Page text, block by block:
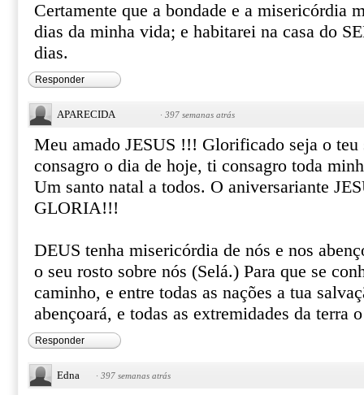
Certamente que a bondade e a misericórdia
dias da minha vida; e habitarei na casa do
dias.
Responder
APARECIDA · 397 semanas atrás
Meu amado JESUS !!! Glorificado seja o
consagro o dia de hoje, ti consagro toda
Um santo natal a todos. O aniversariante
GLORIA!!!
DEUS tenha misericórdia de nós e nos
o seu rosto sobre nós (Selá.) Para que se
caminho, e entre todas as nações a tua
abençoará, e todas as extremidades da terra
Responder
Edna · 397 semanas atrás